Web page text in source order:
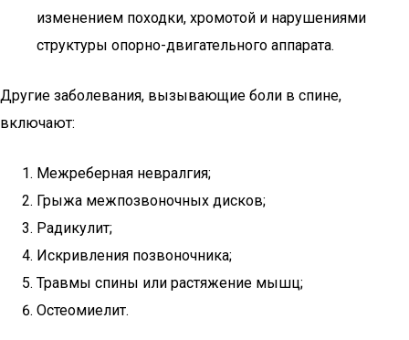
изменением походки, хромотой и нарушениями
структуры опорно-двигательного аппарата.
Другие заболевания, вызывающие боли в спине,
включают:
Межреберная невралгия;
Грыжа межпозвоночных дисков;
Радикулит;
Искривления позвоночника;
Травмы спины или растяжение мышц;
Остеомиелит.